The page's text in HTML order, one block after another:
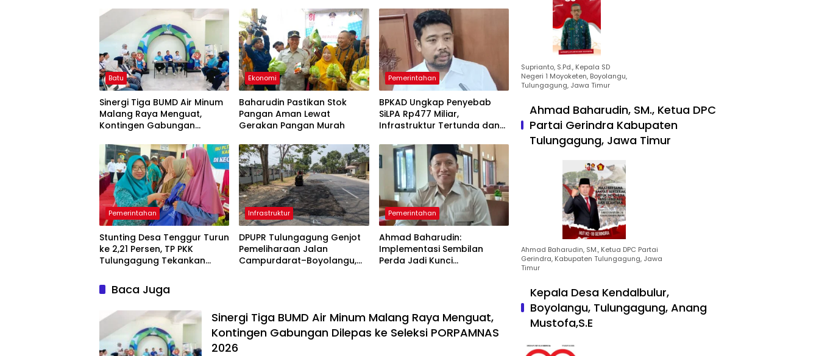
Batu
Sinergi Tiga BUMD Air Minum
Malang Raya Menguat,
Kontingen Gabungan
PORPAMNAS 2026
Ekonomi
Baharudin Pastikan Stok
Pangan Aman Lewat
Gerakan Pangan Murah
Pemerintahan
BPKAD Ungkap Penyebab
SiLPA Rp477 Miliar,
Infrastruktur Tertunda dan
Pemerintahan
Stunting Desa Tenggur Turun
ke 2,21 Persen, TP PKK
Tulungagung Tekankan
Berkelanjutan
Infrastruktur
DPUPR Tulungagung Genjot
Pemeliharaan Jalan
Campurdarat–Boyolangu,
Pemerintahan
Ahmad Baharudin:
Implementasi Sembilan
Perda Jadi Kunci
Baca Juga
Sinergi Tiga BUMD Air Minum Malang Raya Menguat,
Kontingen Gabungan Dilepas ke Seleksi PORPAMNAS
2026
Suprianto, S.Pd., Kepala SD
Negeri 1 Moyoketen, Boyolangu,
Tulungagung, Jawa Timur
Ahmad Baharudin, SM., Ketua DPC
Partai Gerindra Kabupaten
Tulungagung, Jawa Timur
Ahmad Baharudin, SM., Ketua DPC Partai
Gerindra, Kabupaten Tulungagung, Jawa
Timur
Kepala Desa Kendalbulur,
Boyolangu, Tulungagung, Anang
Mustofa,S.E